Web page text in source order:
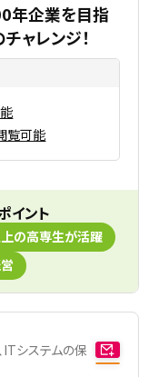
年企業を目指
ャレンジ！
覧可能
イント
の高専生が活躍
ITシステムの保